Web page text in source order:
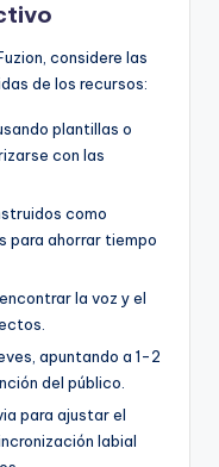
considere las
de los recursos:
plantillas o
con las
como
para ahorrar tiempo
la voz y el
apuntando a 1-2
del público.
para ajustar el
labial